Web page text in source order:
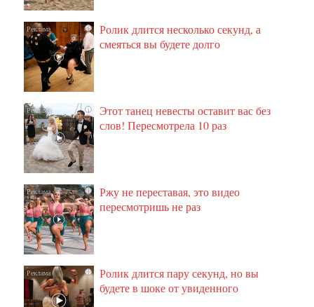
i
Ролик длится несколько секунд, а
смеяться вы будете долго
i
Этот танец невесты оставит вас без
слов! Пересмотрела 10 раз
i
Ржу не переставая, это видео
пересмотришь не раз
i
Ролик длится пару секунд, но вы
будете в шоке от увиденного